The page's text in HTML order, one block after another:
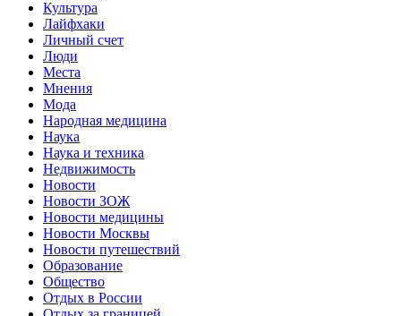
Культура
Лайфхаки
Личный счет
Люди
Места
Мнения
Мода
Народная медицина
Наука
Наука и техника
Недвижимость
Новости
Новости ЗОЖ
Новости медицины
Новости Москвы
Новости путешествий
Образование
Общество
Отдых в России